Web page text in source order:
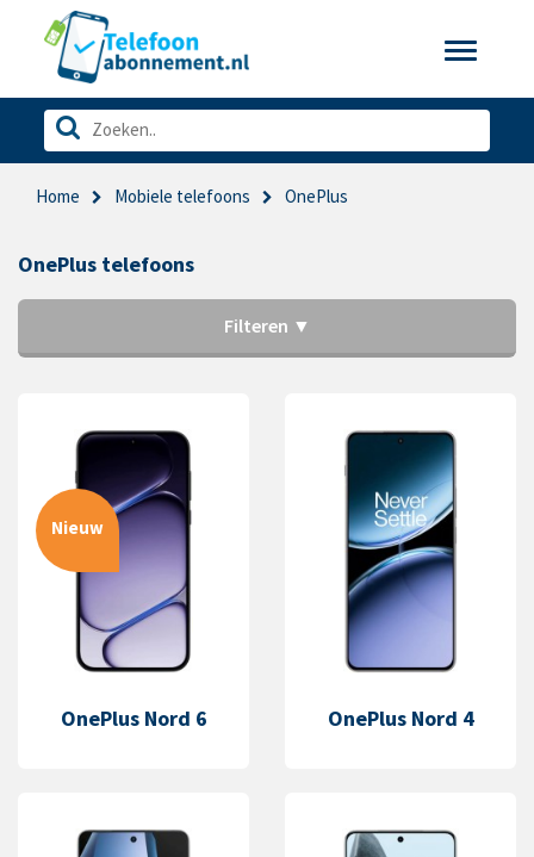
Toggle
Home Mobiele telefoons OnePlus
OnePlus telefoons
Filteren ▼
Nieuw
OnePlus Nord 6 OnePlus Nord 4